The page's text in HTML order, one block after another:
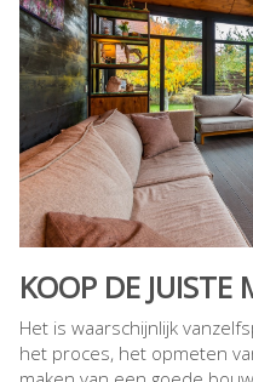
KOOP DE JUISTE
Het is waarschijnlijk
het proces, het opmeten